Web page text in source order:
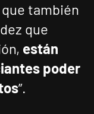
también
que
están
poder
”.